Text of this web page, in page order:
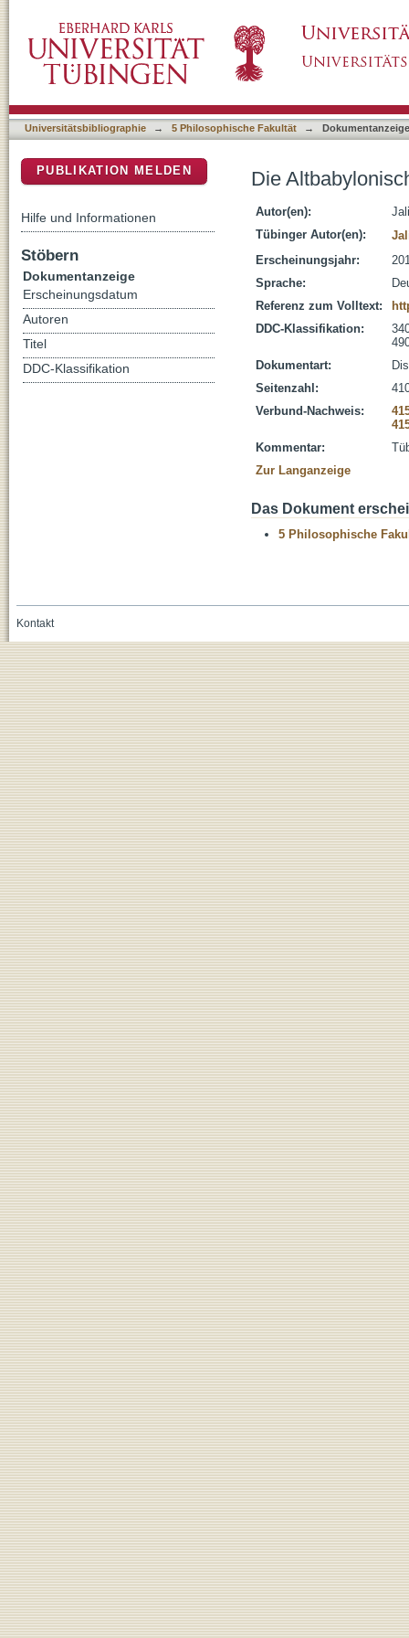
Universitätsbibliographie → 5 Philosophische Fakultät → Dokumentanzeige
Die
Autor(en):
Tübinger Autor(en):
Erscheinungsjahr:
Sprache:
Referenz zum Volltext:
DDC-Klassifikation:
Dokumentart:
Seitenzahl:
Verbund-Nachweis:
Kommentar:
Zur Langanzeige
Das Dokument
5 Philosophische
PUBLIKATION MELDEN
Hilfe und Informationen
Stöbern
Dokumentanzeige
Erscheinungsdatum
Autoren
Titel
DDC-Klassifikation
Kontakt